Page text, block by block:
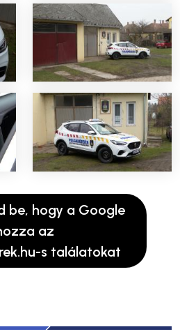
be, hogy a Google
az
s találatokat